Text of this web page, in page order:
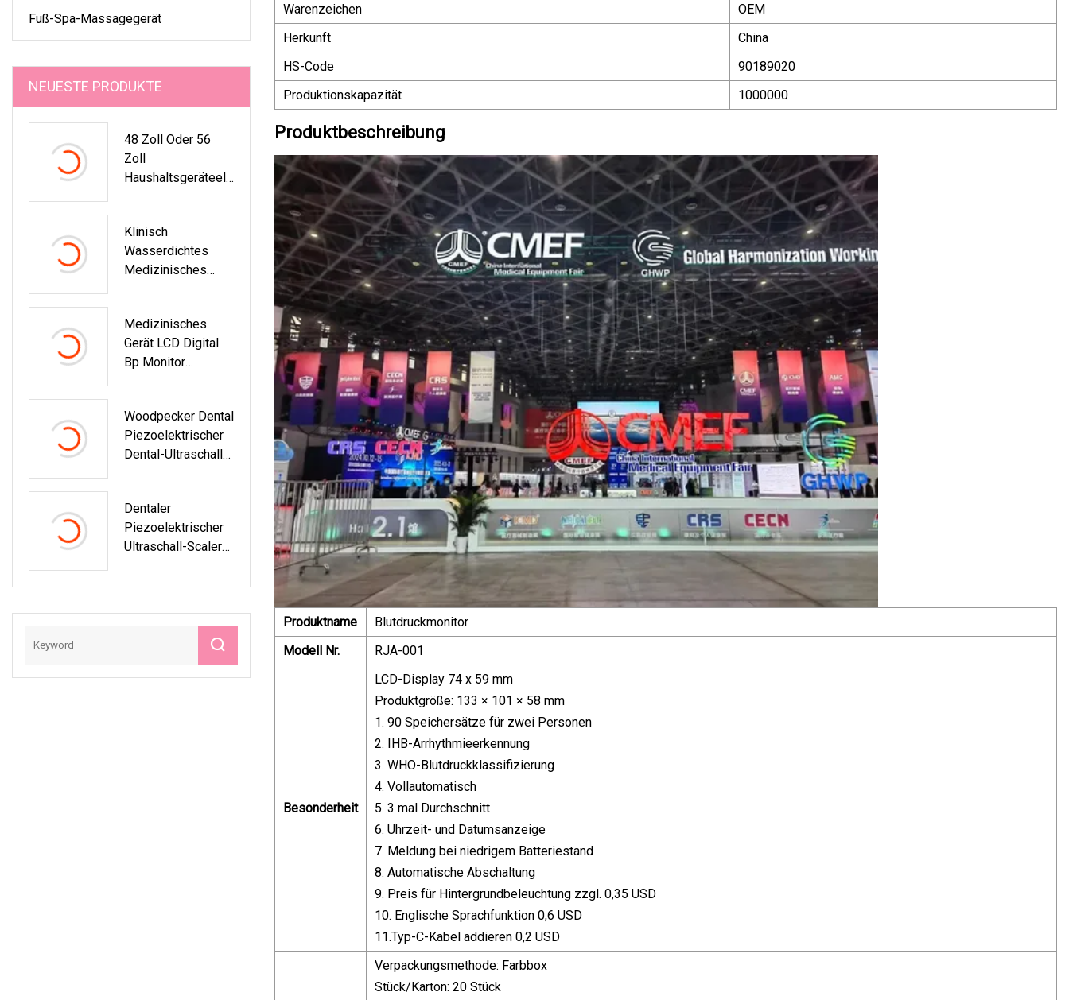
Fuß-Spa-Massagegerät
NEUESTE PRODUKTE
48 Zoll Oder 56
Zoll
Haushaltsgeräteele
Fernbedienungssch
Alter
Klinisch
Wasserdichtes
Medizinisches
Erwachsene Mit CE
ISO
Medizinisches
Gerät LCD Digital
Bp Monitor
Blutdruckmessgerä
T
Woodpecker Dental
Piezoelektrischer
Dental-Ultraschall-
Dentaler
Piezoelektrischer
Ultraschall-Scaler
Warenzeichen
OEM
Herkunft
China
HS-Code
90189020
Produktionskapazität
1000000
Produktbeschreibung
Produktname
Blutdruckmonitor
Modell Nr.
RJA-001
Besonderheit
LCD-Display 74 x 59 mm
Produktgröße: 133 × 101 × 58 mm
1. 90 Speichersätze für zwei Personen
2. IHB-Arrhythmieerkennung
3. WHO-Blutdruckklassifizierung
4. Vollautomatisch
5. 3 mal Durchschnitt
6. Uhrzeit- und Datumsanzeige
7. Meldung bei niedrigem Batteriestand
8. Automatische Abschaltung
9. Preis für Hintergrundbeleuchtung zzgl. 0,35 USD
10. Englische Sprachfunktion 0,6 USD
11.Typ-C-Kabel addieren 0,2 USD
Verpackungsmethode: Farbbox
Stück/Karton: 20 Stück